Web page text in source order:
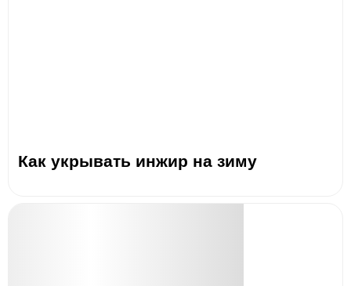
Как укрывать инжир на зиму